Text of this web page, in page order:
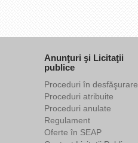
Anunţuri şi Licitaţii
publice
Proceduri în desfăşurare
Proceduri atribuite
Proceduri anulate
Regulament
Oferte în SEAP